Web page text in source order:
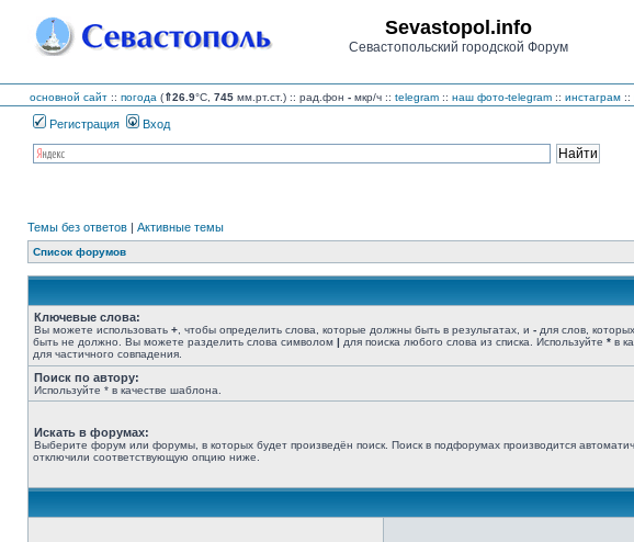
Sevastopol.info
Севастопольский городской Форум
основной сайт :: погода (⇑26.9°C, 745 мм.рт.ст.) :: рад.фон - мкр/ч :: telegram :: наш фото-telegram :: инстаграм ::
Регистрация Вход
Темы без ответов | Активные темы
Список форумов
Ключевые слова:
Вы можете использовать + , чтобы определить слова, которые должны быть в результатах, и - для слов,
быть не должно. Вы можете разделить слова символом | для поиска любого слова из списка. Используйте * в
для частичного совпадения.
Поиск по автору:
Используйте * в качестве шаблона.
Искать в форумах:
Выберите форум или форумы, в которых будет произведён поиск. Поиск в подфорумах производится
отключили соответствующую опцию ниже.